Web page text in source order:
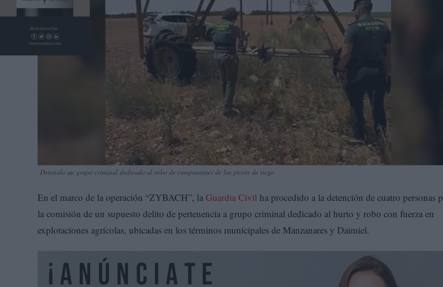
Detenido un grupo criminal dedicado al robo de componentes de los pivots de riego
En el marco de la operación “ZYBACH”, la Guardia Civil ha procedido a la detención de cuatro personas
la comisión de un supuesto delito de pertenencia a grupo criminal dedicado al hurto y robo con fuerza en
explotaciones agrícolas, ubicadas en los términos municipales de Manzanares y Daimiel.